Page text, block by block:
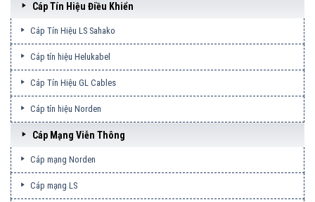
Cáp Tín Hiệu Điều Khiển
Cáp Tín Hiệu LS Sahako
Cáp tín hiệu Helukabel
Cáp Tín Hiệu GL Cables
Cáp tín hiệu Norden
Cáp Mạng Viễn Thông
Cáp mạng Norden
Cáp mạng LS